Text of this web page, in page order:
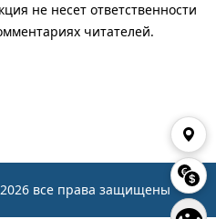
не несет ответственности
читателей.
2026 все права защищены